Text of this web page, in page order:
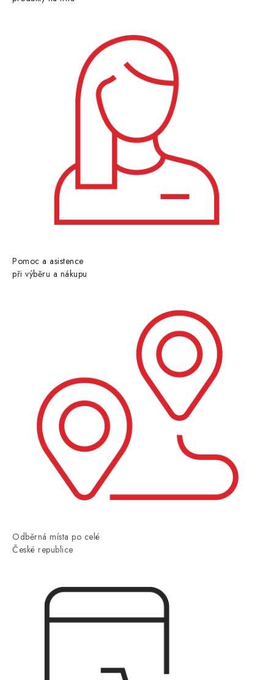
Pomoc a asistence
při výběru a nákupu
Odběrná místa po celé
České republice